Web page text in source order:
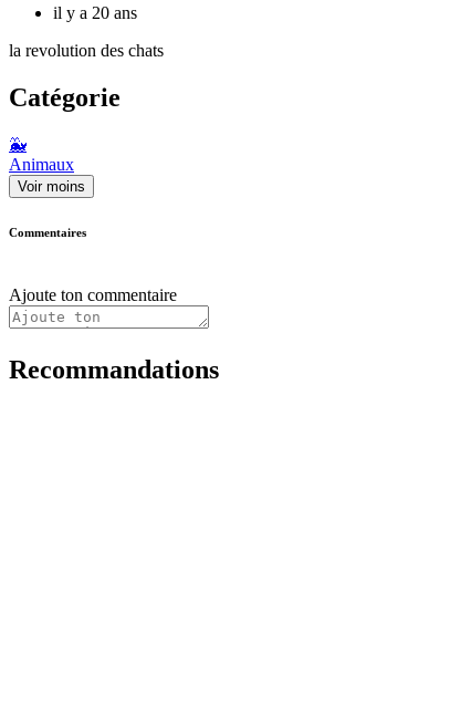
il y a 20 ans
la revolution des chats
Catégorie
🐳
Animaux
Voir moins
Commentaires
Ajoute ton commentaire
Recommandations